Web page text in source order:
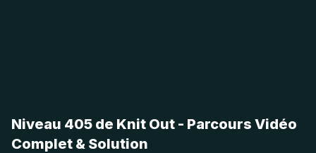
Niveau 405 de Knit Out - Parcours Vidéo
Complet & Solution